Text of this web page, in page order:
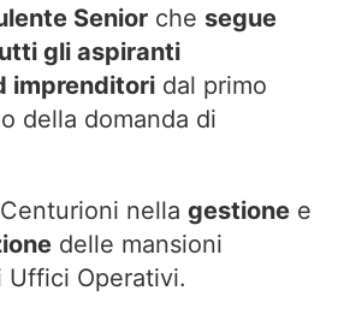
Senior che segue
gli aspiranti
imprenditori dal primo
della domanda di
nella gestione e
delle mansioni
Uffici Operativi.